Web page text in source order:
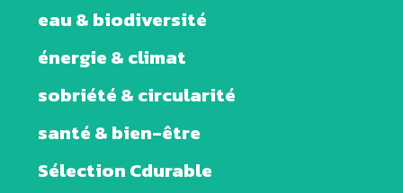
eau & biodiversité
énergie & climat
sobriété & circularité
santé & bien-être
Sélection Cdurable